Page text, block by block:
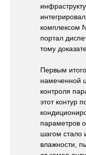
комплексом
портал
тому
Первым
намеченной
контроля
этот контур
параметров
шагом стало
влажности,